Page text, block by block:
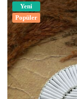
Yeni
Popüler